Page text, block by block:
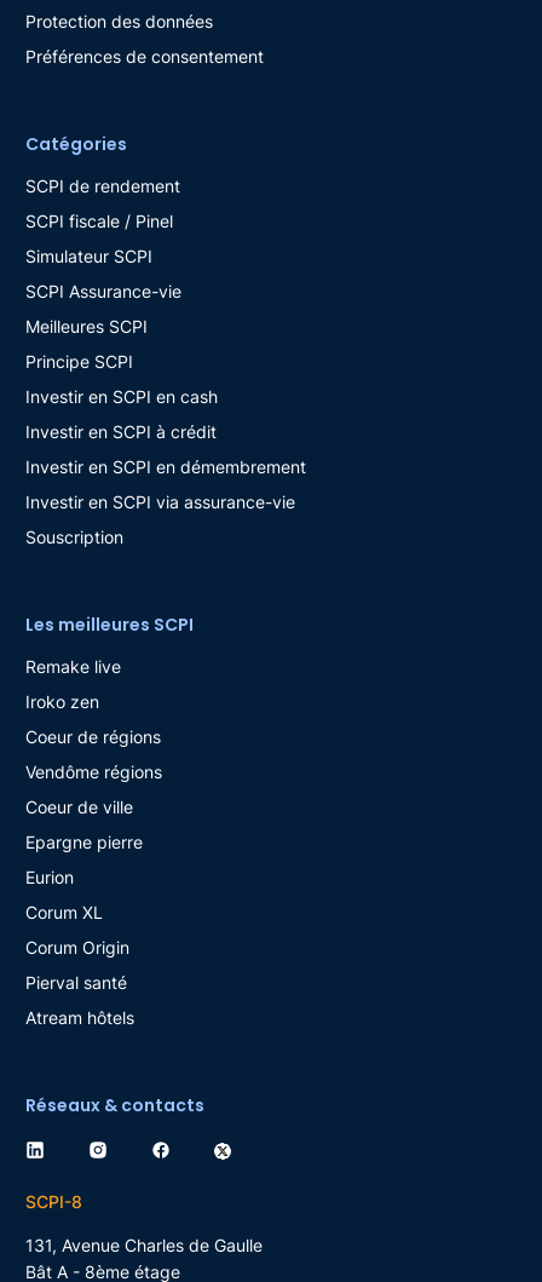
Protection des données
Préférences de consentement
Catégories
SCPI de rendement
SCPI fiscale / Pinel
Simulateur SCPI
SCPI Assurance-vie
Meilleures SCPI
Principe SCPI
Investir en SCPI en cash
Investir en SCPI à crédit
Investir en SCPI en démembrement
Investir en SCPI via assurance-vie
Souscription
Les meilleures SCPI
Remake live
Iroko zen
Coeur de régions
Vendôme régions
Coeur de ville
Epargne pierre
Eurion
Corum XL
Corum Origin
Pierval santé
Atream hôtels
Réseaux & contacts
SCPI-8
131, Avenue Charles de Gaulle
Bât A - 8ème étage